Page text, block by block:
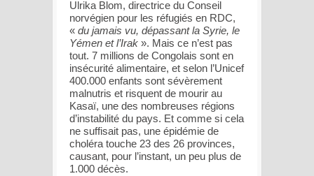
Ulrika Blom, directrice du Conseil
norvégien pour les réfugiés en RDC,
« du jamais vu, dépassant la Syrie, le
Yémen et l’Irak ». Mais ce n’est pas
tout. 7 millions de Congolais sont en
insécurité alimentaire, et selon l’Unicef
400.000 enfants sont sévèrement
malnutris et risquent de mourir au
Kasaï, une des nombreuses régions
d’instabilité du pays. Et comme si cela
ne suffisait pas, une épidémie de
choléra touche 23 des 26 provinces,
causant, pour l’instant, un peu plus de
1.000 décès.